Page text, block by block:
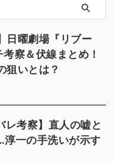
日曜劇場『リブー
察＆伏線まとめ！
狙いとは？
レ考察】直人の嘘と
一の手洗いが示す